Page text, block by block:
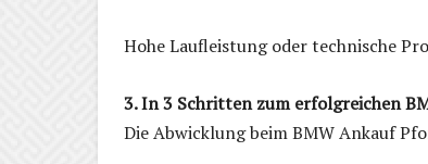
Hohe Laufleistung oder technische
3. In 3 Schritten zum erfolgreichen
Die Abwicklung beim BMW Ankauf